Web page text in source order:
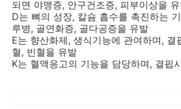
되면 야맹증, 안구건조증, 피부이상을
D는 뼈의 성장, 칼슘 흡수를 촉진하는
루병, 골연화증, 골다공증을 유발
E는 향산화제, 생식기능에 관여하며, 결
혈, 빈혈을 유발
K는 혈액응고의 기능을 담당하며, 결핍